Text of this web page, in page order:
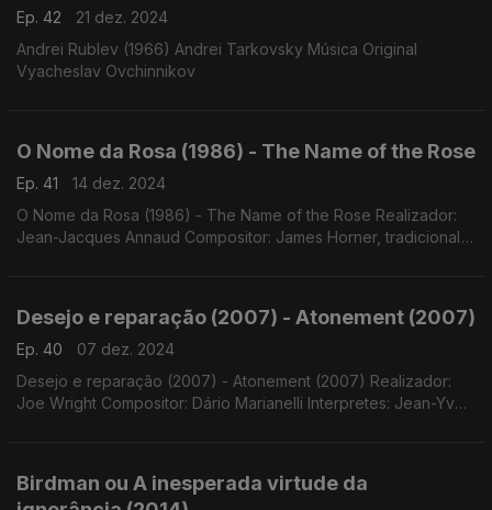
Ep. 42
21 dez. 2024
Andrei Rublev (1966) Andrei Tarkovsky Música Original
Vyacheslav Ovchinnikov
O Nome da Rosa (1986) - The Name of the Rose
Ep. 41
14 dez. 2024
O Nome da Rosa (1986) - The Name of the Rose Realizador:
Jean-Jacques Annaud Compositor: James Horner, tradicional
Desejo e reparação (2007) - Atonement (2007)
Ep. 40
07 dez. 2024
Desejo e reparação (2007) - Atonement (2007) Realizador:
Joe Wright Compositor: Dário Marianelli Interpretes: Jean-Yves
Birdman ou A inesperada virtude da